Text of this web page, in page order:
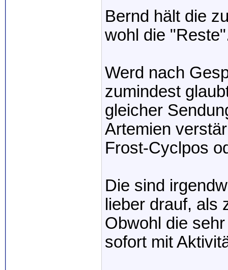
Bernd hält die
wohl die
Werd nach
zumindest
gleicher
Artemien
Frost-Cyclpos
Die sind
lieber drauf, als
Obwohl die
sofort mit